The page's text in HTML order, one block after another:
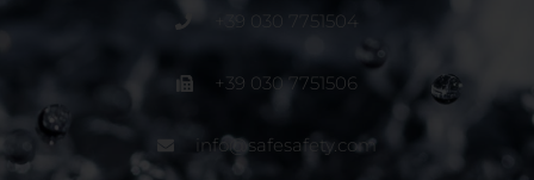
+39 030 7751504
+39 030 7751506
info@safesafety.com